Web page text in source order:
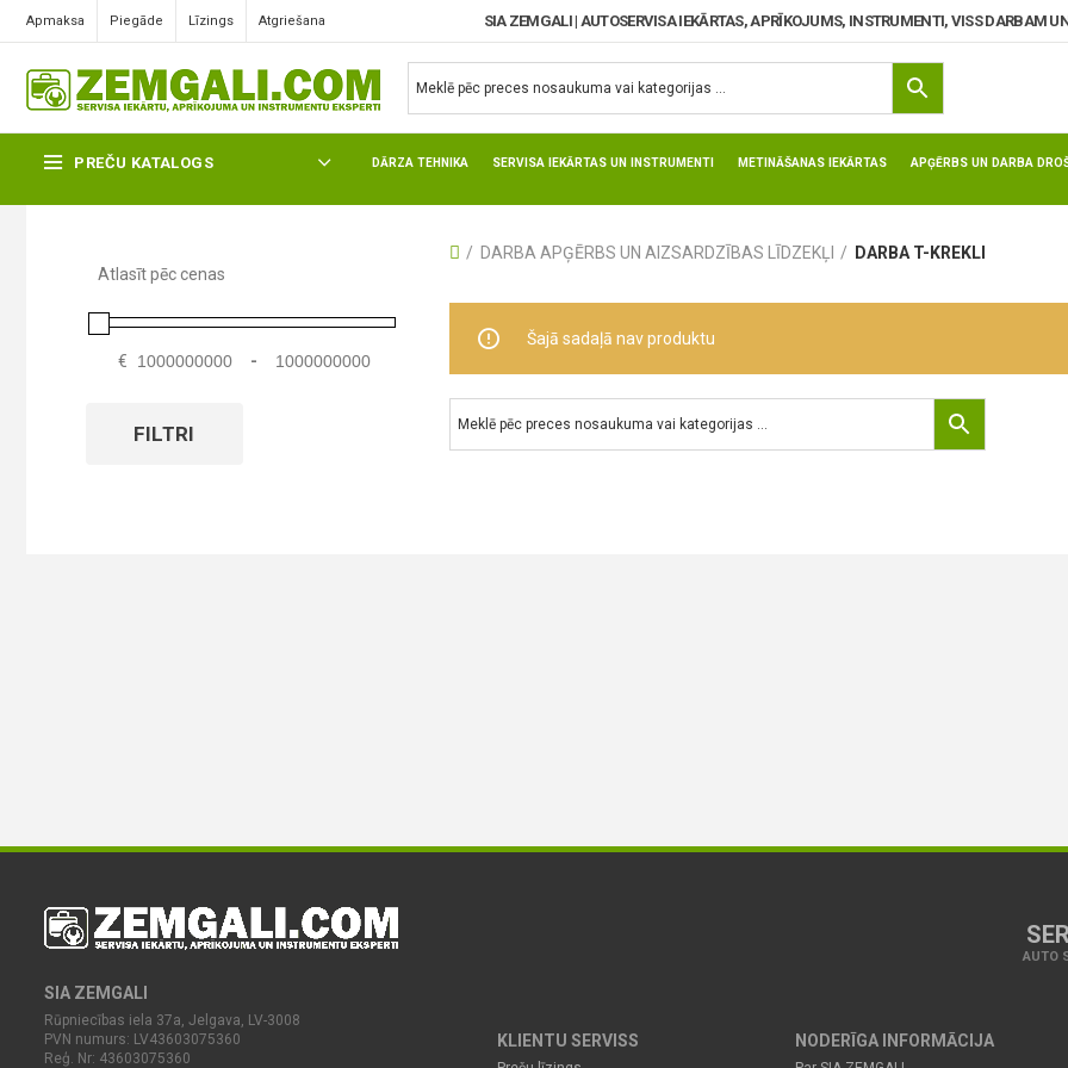
Apmaksa Piegāde Līzings Atgriešana SIA ZEMGALI | AUTOSERVISA IEKĀRTAS, APRĪKOJUMS, INSTRUMENTI, VISS DARBAM
PREČU KATALOGS DĀRZA TEHNIKA SERVISA IEKĀRTAS UN INSTRUMENTI METINĀŠANAS IEKĀRTAS APĢĒRBS UN DARBA
DARBA T-KREKLI
Atlasīt pēc cenas
€ -
FILTRI
DARBA APĢĒRBS UN AIZSARDZĪBAS LĪDZEKĻI DARBA T-KREKLI
Šajā sadaļā nav produktu
SIA ZEMGALI
Rūpniecības iela 37a, Jelgava, LV-3008
PVN numurs: LV43603075360
Reģ. Nr: 43603075360
AUTO
KLIENTU SERVISS NODERĪGA INFORMĀCIJA